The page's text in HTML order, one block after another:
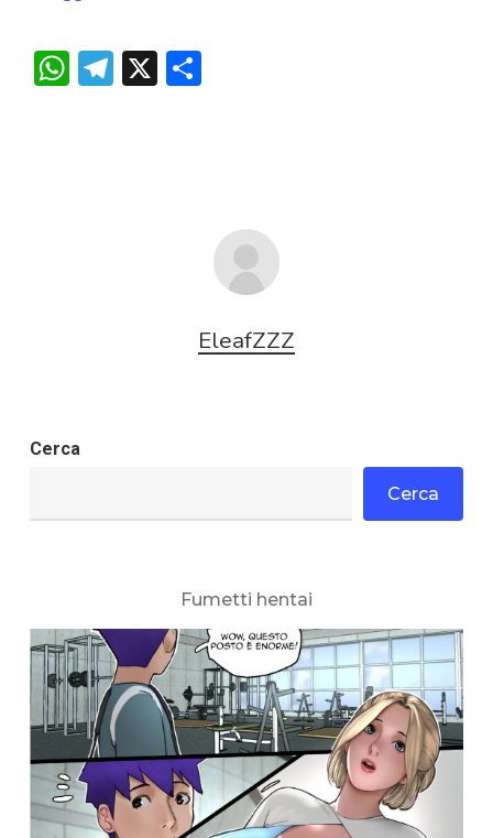
WhatsApp
Telegram
X Condividi
EleafZZZ
Cerca
Cerca
Fumetti hentai